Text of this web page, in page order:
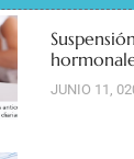
JUNIO 11,